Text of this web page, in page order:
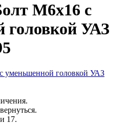
М6х16 с
головкой УАЗ
17.